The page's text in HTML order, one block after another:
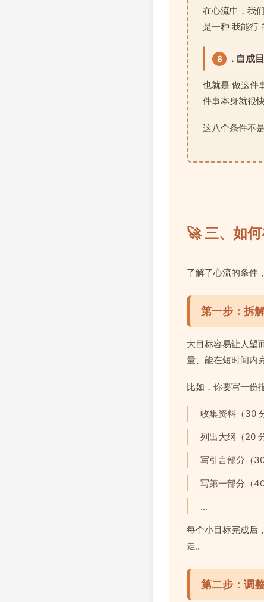
在心流中，我
是一种 我能行
8 . 自成
也就是 做这件
件事本身就很快
这八个条件不
🚀 三、如
了解了心流的条件
第一步：拆
大目标容易让人望
量、能在短时间内
比如，你要写一份
收集资料（30
列出大纲（20
写引言部分（30
写第一部分（40
...
每个小目标完成后
走。
第二步：调